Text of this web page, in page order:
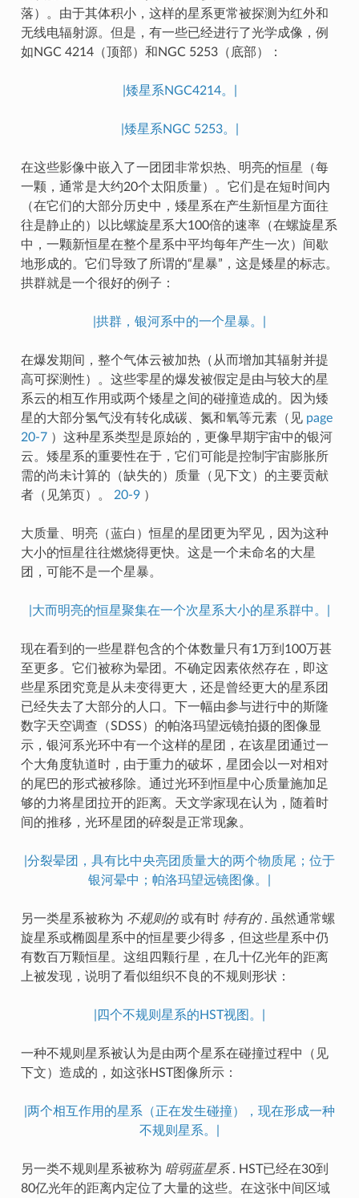
落）。由于其体积小，这样的星系更常被探测为红外和
无线电辐射源。但是，有一些已经进行了光学成像，例
如NGC 4214（顶部）和NGC 5253（底部）：
|矮星系NGC4214。|
|矮星系NGC 5253。|
在这些影像中嵌入了一团团非常炽热、明亮的恒星（每
一颗，通常是大约20个太阳质量）。它们是在短时间内
（在它们的大部分历史中，矮星系在产生新恒星方面往
往是静止的）以比螺旋星系大100倍的速率（在螺旋星系
中，一颗新恒星在整个星系中平均每年产生一次）间歇
地形成的。它们导致了所谓的“星暴”，这是矮星的标志。
拱群就是一个很好的例子：
|拱群，银河系中的一个星暴。|
在爆发期间，整个气体云被加热（从而增加其辐射并提
高可探测性）。这些零星的爆发被假定是由与较大的星
系云的相互作用或两个矮星之间的碰撞造成的。因为矮
星的大部分氢气没有转化成碳、氮和氧等元素（见 page
20-7）这种星系类型是原始的，更像早期宇宙中的银河
云。矮星系的重要性在于，它们可能是控制宇宙膨胀所
需的尚未计算的（缺失的）质量（见下文）的主要贡献
者（见第页）。 20-9）
大质量、明亮（蓝白）恒星的星团更为罕见，因为这种
大小的恒星往往燃烧得更快。这是一个未命名的大星
团，可能不是一个星暴。
|大而明亮的恒星聚集在一个次星系大小的星系群中。|
现在看到的一些星群包含的个体数量只有1万到100万甚
至更多。它们被称为晕团。不确定因素依然存在，即这
些星系团究竟是从未变得更大，还是曾经更大的星系团
已经失去了大部分的人口。下一幅由参与进行中的斯隆
数字天空调查（SDSS）的帕洛玛望远镜拍摄的图像显
示，银河系光环中有一个这样的星团，在该星团通过一
个大角度轨道时，由于重力的破坏，星团会以一对相对
的尾巴的形式被移除。通过光环到恒星中心质量施加足
够的力将星团拉开的距离。天文学家现在认为，随着时
间的推移，光环星团的碎裂是正常现象。
|分裂晕团，具有比中央亮团质量大的两个物质尾；位于
银河晕中；帕洛玛望远镜图像。|
另一类星系被称为 不规则的或有时 特有的. 虽然通常螺
旋星系或椭圆星系中的恒星要少得多，但这些星系中仍
有数百万颗恒星。这组四颗行星，在几十亿光年的距离
上被发现，说明了看似组织不良的不规则形状：
|四个不规则星系的HST视图。|
一种不规则星系被认为是由两个星系在碰撞过程中（见
下文）造成的，如这张HST图像所示：
|两个相互作用的星系（正在发生碰撞），现在形成一种
不规则星系。|
另一类不规则星系被称为 暗弱蓝星系. HST已经在30到
80亿光年的距离内定位了大量的这些。在这张中间区域